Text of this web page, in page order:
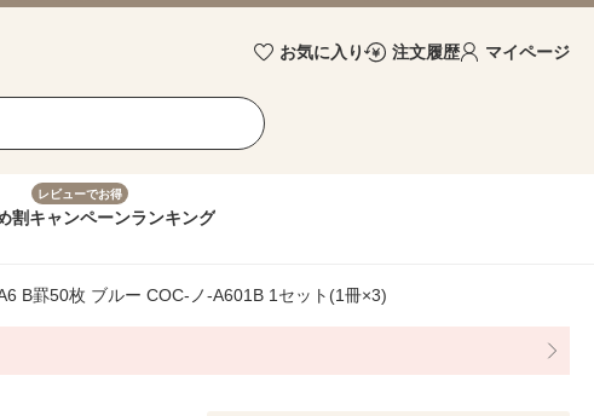
お気に入り 注文履歴 マイページ
割
レビューでお得
キャンペーンランキング
B罫50枚 ブルー COC-ノ-A601B 1セット(1冊×3)